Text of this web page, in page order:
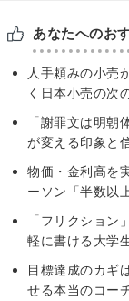
あなたへのお
人手頼みの小売
く日本小売の次
「謝罪文は明朝
が変える印象と
物価・金利高を
ーソン「半数以
「フリクショ
軽に書ける大学
目標達成のカギ
せる本当のコー